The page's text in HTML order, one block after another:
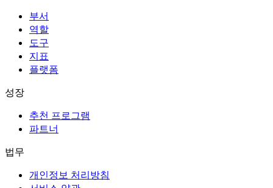
부서
역할
도구
지표
플랫폼
성장
추천 프로그램
파트너
법무
개인정보 처리방침